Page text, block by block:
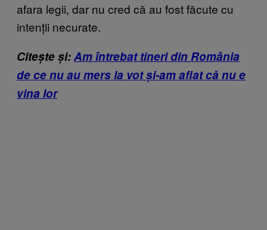
afara legii, dar nu cred că au fost făcute cu
intenții necurate.
Citește și:Am întrebat tineri din România
de ce nu au mers la vot și-am aflat că nu e
vina lor